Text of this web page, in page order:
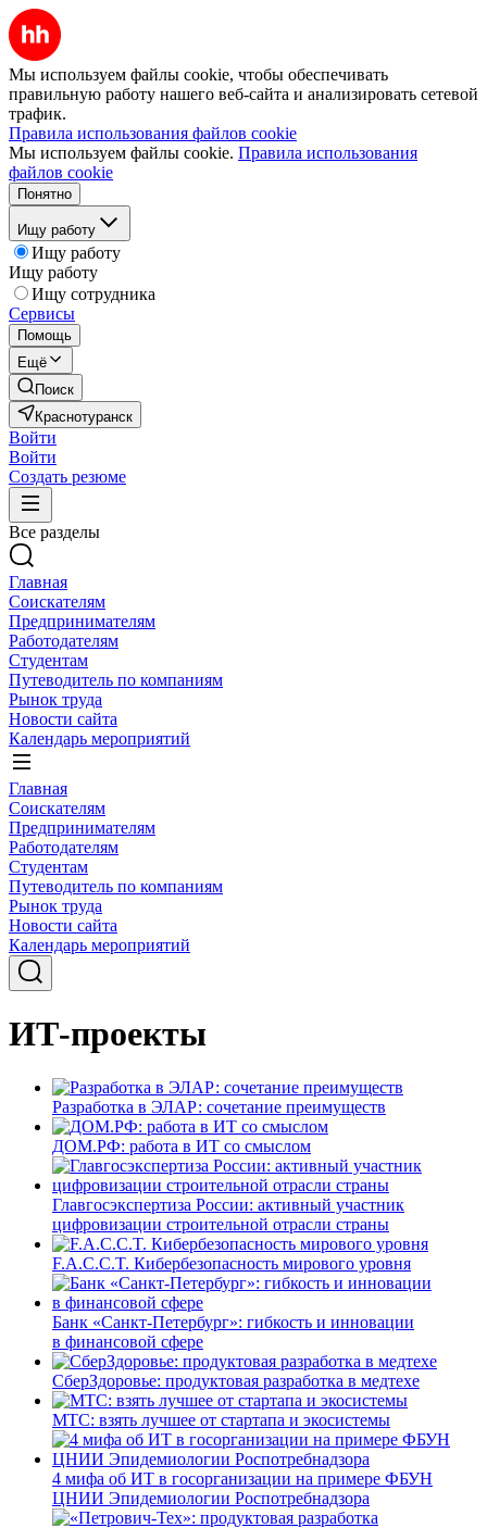
Мы используем файлы cookie, чтобы обеспечивать
правильную работу нашего веб-сайта и анализировать сетевой
трафик.
Правила использования файлов cookie
Мы используем файлы cookie. Правила использования
файлов cookie
Понятно
Ищу работу
Ищу работу
Ищу работу
Ищу сотрудника
Сервисы
Помощь
Ещё
Поиск
Краснотуранск
Войти
Войти
Создать резюме
Все разделы
Главная
Соискателям
Предпринимателям
Работодателям
Студентам
Путеводитель по компаниям
Рынок труда
Новости сайта
Календарь мероприятий
Главная
Соискателям
Предпринимателям
Работодателям
Студентам
Путеводитель по компаниям
Рынок труда
Новости сайта
Календарь мероприятий
ИТ-проекты
Разработка в ЭЛАР: сочетание преимуществ
ДОМ.РФ: работа в ИТ со смыслом
Главгосэкспертиза России: активный участник
цифровизации строительной отрасли страны
F.A.C.C.T. Кибербезопасность мирового уровня
Банк «Санкт-Петербург»: гибкость и инновации
в финансовой сфере
СберЗдоровье: продуктовая разработка в медтехе
МТС: взять лучшее от стартапа и экосистемы
4 мифа об ИТ в госорганизации на примере ФБУН
ЦНИИ Эпидемиологии Роспотребнадзора